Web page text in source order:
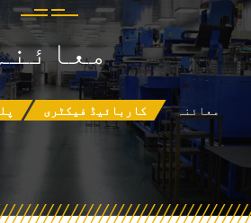
کاربائیڈ فیکٹری معائنہ